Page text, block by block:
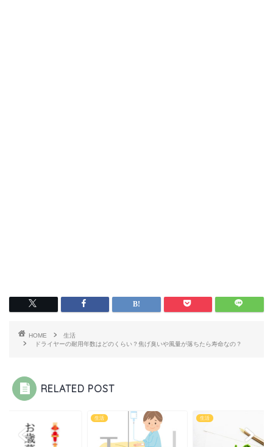
HOME
生活
ドライヤーの耐用年数はどのくらい？焦げ臭いや風量が落ちたら寿命なの？
RELATED POST
生活 生活